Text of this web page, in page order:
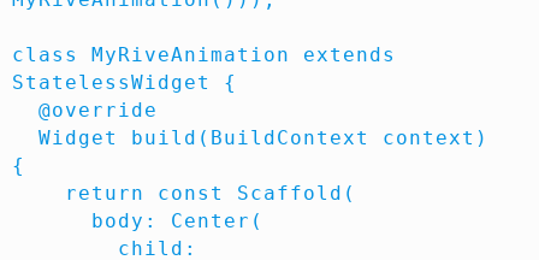
class MyRiveAnimation extends
StatelessWidget {
{